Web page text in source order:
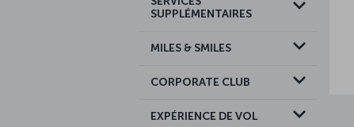
SUPPLÉMENTAIRES
MILES & SMILES
CORPORATE CLUB
EXPÉRIENCE DE VOL